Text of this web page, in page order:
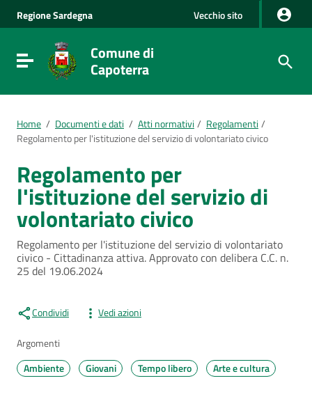
Vai alla navigazione del sito
Vai al Footer
RegioneSardegna Vecchio sito
Visualizza/nascondi menu di navigazione
Comune di
Capoterra
Home / Documenti e dati / Atti normativi / Regolamenti /
Regolamento per l'istituzione del servizio di volontariato civico
Regolamento per
l'istituzione del servizio di
volontariato civico
Regolamento per l'istituzione del servizio di volontariato
civico - Cittadinanza attiva. Approvato con delibera C.C. n.
25 del 19.06.2024
Condividi Vedi azioni
Argomenti
Ambiente
Giovani Tempo libero Arte e cultura